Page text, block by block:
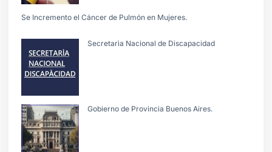
Se Incremento el Cáncer de Pulmón en Mujeres.
Secretarìa Nacional de Discapacidad
Gobierno de Provincia Buenos Aires.